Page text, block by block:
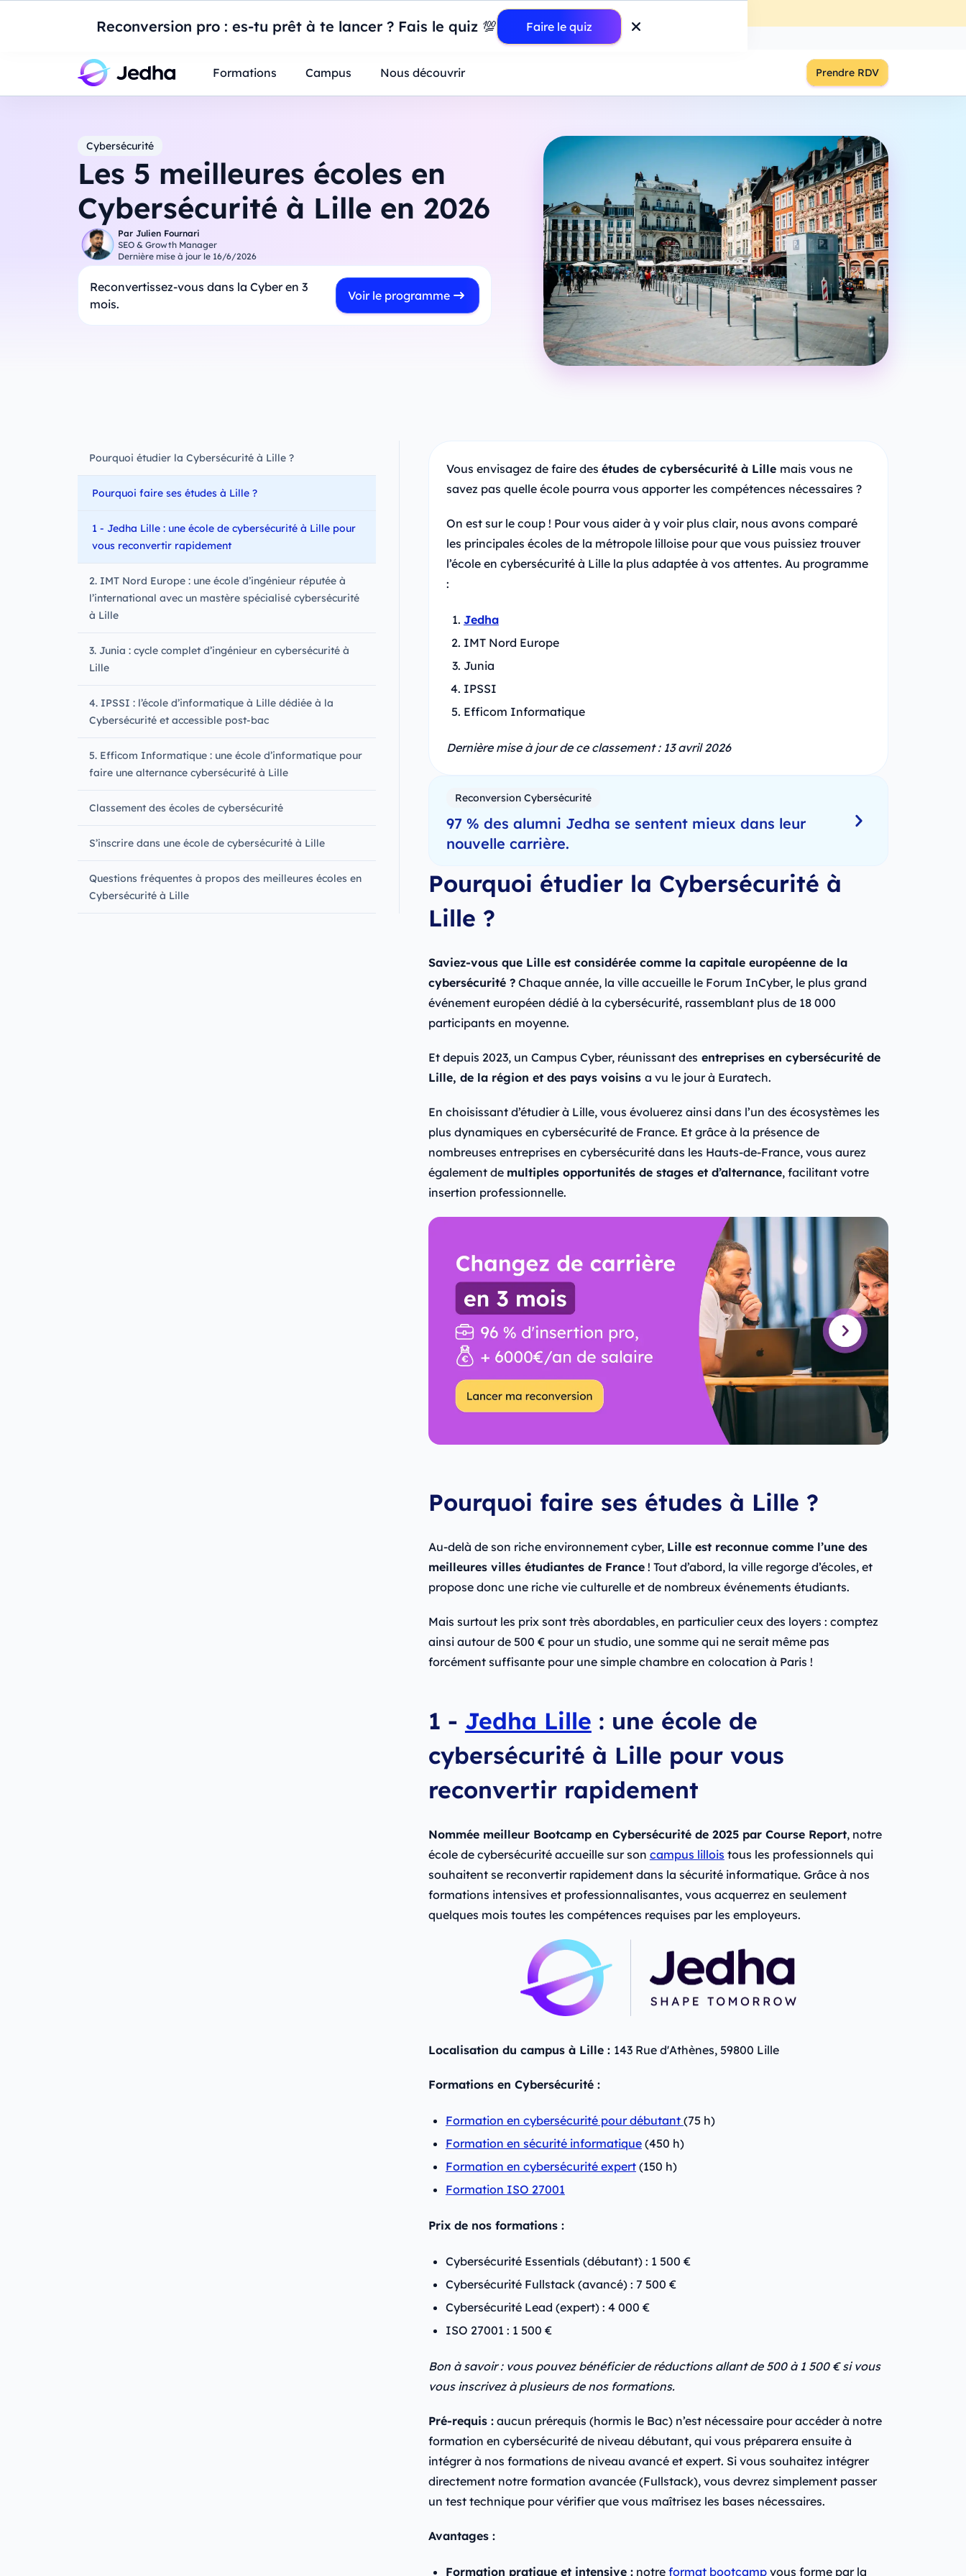
Reconversion pro : es-tu prêt à te lancer ? Fais le quiz 💯 Faire le quiz
Introduction à Power BI : construisez votre premier dashboard de A à Z-Mardi
Étudiants Parents
Formations Campus Nous découvrir Prendre RDV
Cybersécurité
Les 5 meilleures écoles en
Cybersécurité à Lille en 2026
Par Julien Fournari
SEO & Growth Manager
Dernière mise à jour le 16/6/2026
Reconvertissez-vous dans la Cyber en 3
mois.
Voir le programme
Pourquoi étudier la Cybersécurité à Lille ?
Pourquoi faire ses études à Lille ?
1 - Jedha Lille : une école de cybersécurité à Lille pour
vous reconvertir rapidement
2. IMT Nord Europe : une école d’ingénieur réputée à
l’international avec un mastère spécialisé cybersécurité
à Lille
3. Junia : cycle complet d’ingénieur en cybersécurité à
Lille
4. IPSSI : l’école d’informatique à Lille dédiée à la
Cybersécurité et accessible post-bac
5. Efficom Informatique : une école d’informatique pour
faire une alternance cybersécurité à Lille
Classement des écoles de cybersécurité
S’inscrire dans une école de cybersécurité à Lille
Questions fréquentes à propos des meilleures écoles en
Cybersécurité à Lille
Vous envisagez de faire des études de cybersécurité à Lille mais vous ne
savez pas quelle école pourra vous apporter les compétences nécessaires ?
On est sur le coup ! Pour vous aider à y voir plus clair, nous avons comparé
les principales écoles de la métropole lilloise pour que vous puissiez trouver
l’école en cybersécurité à Lille la plus adaptée à vos attentes. Au programme
:
Jedha
IMT Nord Europe
Junia
IPSSI
Efficom Informatique
Dernière mise à jour de ce classement : 13 avril 2026
Reconversion Cybersécurité
97 % des alumni Jedha se sentent mieux dans leur
nouvelle carrière.
Pourquoi étudier la Cybersécurité à
Lille ?
Saviez-vous que Lille est considérée comme la capitale européenne de la
cybersécurité ?Chaque année, la ville accueille le Forum InCyber, le plus grand
événement européen dédié à la cybersécurité, rassemblant plus de 18 000
participants en moyenne.
Et depuis 2023, un Campus Cyber, réunissant des entreprises en cybersécurité de
Lille, de la région et des pays voisins a vu le jour à Euratech.
En choisissant d’étudier à Lille, vous évoluerez ainsi dans l’un des écosystèmes les
plus dynamiques en cybersécurité de France. Et grâce à la présence de
nombreuses entreprises en cybersécurité dans les Hauts-de-France, vous aurez
également de multiples opportunités de stages et d’alternance, facilitant votre
insertion professionnelle.
Pourquoi faire ses études à Lille ?
Au-delà de son riche environnement cyber, Lille est reconnue comme l’une des
meilleures villes étudiantes de France! Tout d’abord, la ville regorge d’écoles, et
propose donc une riche vie culturelle et de nombreux événements étudiants.
Mais surtout les prix sont très abordables, en particulier ceux des loyers : comptez
ainsi autour de 500 € pour un studio, une somme qui ne serait même pas
forcément suffisante pour une simple chambre en colocation à Paris !
1 - Jedha Lille : une école de
cybersécurité à Lille pour vous
reconvertir rapidement
Nommée meilleur Bootcamp en Cybersécurité de 2025 par Course Report, notre
école de cybersécurité accueille sur son campus lillois tous les professionnels qui
souhaitent se reconvertir rapidement dans la sécurité informatique. Grâce à nos
formations intensives et professionnalisantes, vous acquerrez en seulement
quelques mois toutes les compétences requises par les employeurs.
Localisation du campus à Lille : 143 Rue d'Athènes, 59800 Lille
Formations en Cybersécurité :
Formation en cybersécurité pour débutant (75 h)
Formation en sécurité informatique(450 h)
Formation en cybersécurité expert(150 h)
Formation ISO 27001
Prix de nos formations :
Cybersécurité Essentials (débutant) : 1 500 €
Cybersécurité Fullstack (avancé) : 7 500 €
Cybersécurité Lead (expert) : 4 000 €
ISO 27001 : 1 500 €
Bon à savoir : vous pouvez bénéficier de réductions allant de 500 à 1 500 € si vous
vous inscrivez à plusieurs de nos formations.
Pré-requis :aucun prérequis (hormis le Bac) n’est nécessaire pour accéder à notre
formation en cybersécurité de niveau débutant, qui vous préparera ensuite à
intégrer à nos formations de niveau avancé et expert. Si vous souhaitez intégrer
directement notre formation avancée (Fullstack), vous devrez simplement passer
un test technique pour vérifier que vous maîtrisez les bases nécessaires.
Avantages :
Formation pratique et intensive :notre format bootcampvous forme par la